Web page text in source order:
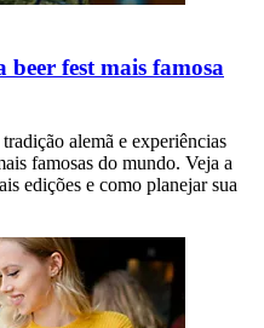
beer fest mais famosa
alemã e experiências
famosas do mundo. Veja a
edições e como planejar sua